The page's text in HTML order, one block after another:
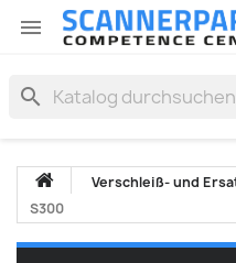

search
Verschleiß- und
S300